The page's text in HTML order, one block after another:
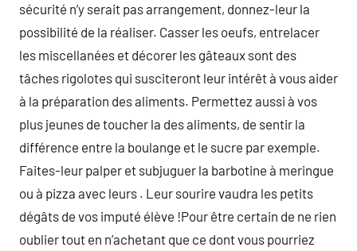
sécurité n’y serait pas arrangement, donnez-leur la
possibilité de la réaliser. Casser les oeufs, entrelacer
les miscellanées et décorer les gâteaux sont des
tâches rigolotes qui susciteront leur intérêt à vous aider
à la préparation des aliments. Permettez aussi à vos
plus jeunes de toucher la des aliments, de sentir la
différence entre la boulange et le sucre par exemple.
Faites-leur palper et subjuguer la barbotine à meringue
ou à pizza avec leurs . Leur sourire vaudra les petits
dégâts de vos imputé élève !Pour être certain de ne rien
oublier tout en n’achetant que ce dont vous pourriez